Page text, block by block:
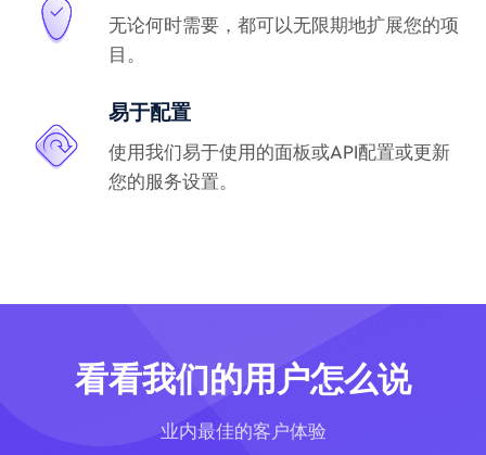
无论何时需要，都可以无限期地扩展您的项
目。
易于配置
使用我们易于使用的面板或API配置或更新
您的服务设置。
看看我们的用户怎么说
业内最佳的客户体验